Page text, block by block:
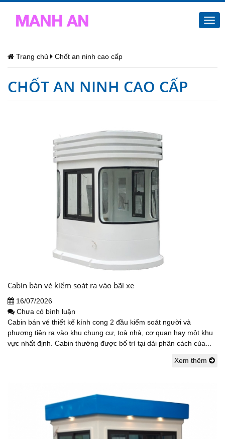
Trang chủ Chốt an ninh cao cấp
CHỐT AN NINH CAO CẤP
Cabin bán vé kiểm soát ra vào bãi xe
16/07/2026
Chưa có bình luận
Cabin bán vé thiết kế kính cong 2 đầu kiểm soát người và
phương tiện ra vào khu chung cư, toà nhà, cơ quan hay một khu
vực nhất định. Cabin thường được bố trí tại dải phân cách của...
Xem thêm